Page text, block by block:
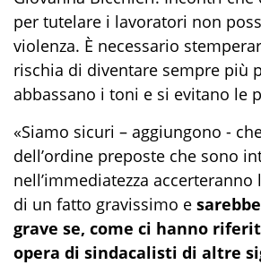
per tutelare i lavoratori non
violenza. È necessario
rischia di diventare sempre più
abbassano i toni e si evitano le
«Siamo sicuri – aggiungono -
dell’ordine preposte che sono
nell’immediatezza
di un fatto gravissimo e
grave se, come ci hanno
opera di sindacalisti di altre